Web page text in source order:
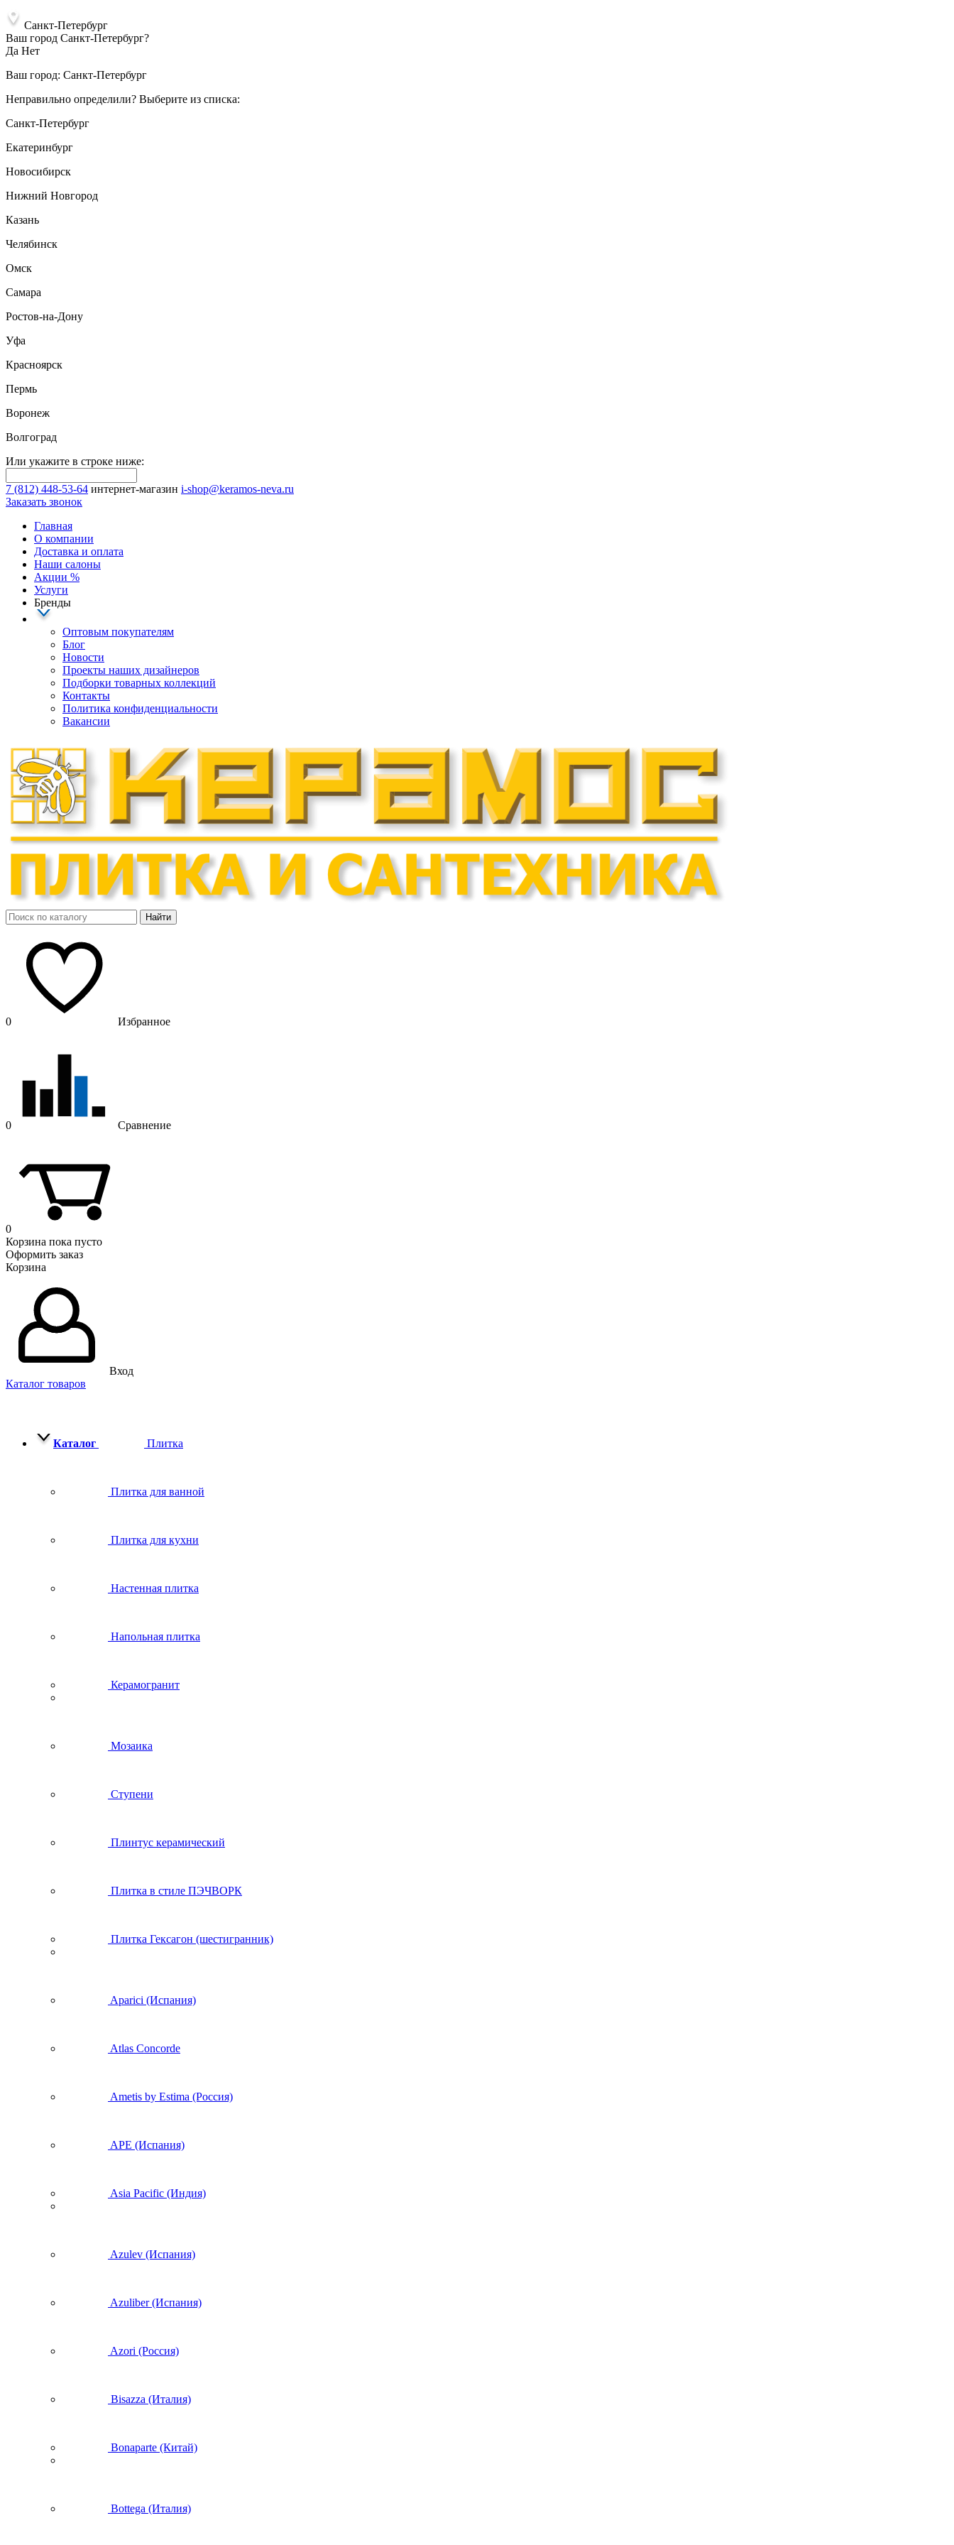
Санкт-Петербург
Ваш город Санкт-Петербург?
Да Нет
Ваш город: Санкт-Петербург
Неправильно определили? Выберите из списка:
Санкт-Петербург
Екатеринбург
Новосибирск
Нижний Новгород
Казань
Челябинск
Омск
Самара
Ростов-на-Дону
Уфа
Красноярск
Пермь
Воронеж
Волгоград
Или укажите в строке ниже:
7 (812) 448-53-64 интернет-магазин i-shop@keramos-neva.ru
Заказать звонок
Главная
О компании
Доставка и оплата
Наши cалоны
Акции %
Услуги
Бренды
Оптовым покупателям
Блог
Новости
Проекты наших дизайнеров
Подборки товарных коллекций
Контакты
Политика конфиденциальности
Вакансии
Найти
0 Избранное
0 Сравнение
0
Корзина пока пусто
Оформить заказ
Корзина
Вход
Каталог товаров
Каталог Плитка
Плитка для ванной
Плитка для кухни
Настенная плитка
Напольная плитка
Керамогранит
Мозаика
Ступени
Плинтус керамический
Плитка в стиле ПЭЧВОРК
Плитка Гексагон (шестигранник)
Aparici (Испания)
Atlas Concorde
Ametis by Estima (Россия)
APE (Испания)
Asia Pacific (Индия)
Azulev (Испания)
Azuliber (Испания)
Azori (Россия)
Bisazza (Италия)
Bonaparte (Китай)
Bottega (Италия)